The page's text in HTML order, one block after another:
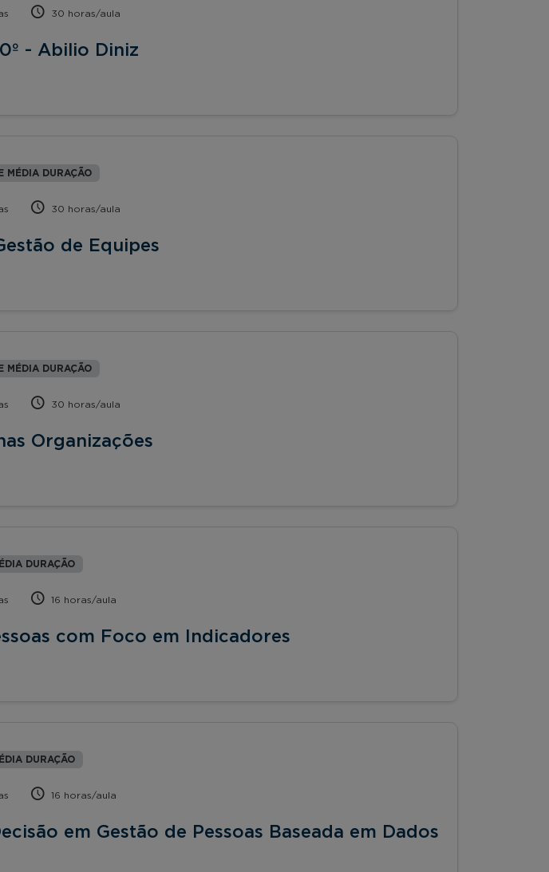
30 horas/aula
- Abilio Diniz
MÉDIA DURAÇÃO
30 horas/aula
de Equipes
MÉDIA DURAÇÃO
30 horas/aula
Organizações
DURAÇÃO
16 horas/aula
com Foco em Indicadores
DURAÇÃO
16 horas/aula
em Gestão de Pessoas Baseada em Dados